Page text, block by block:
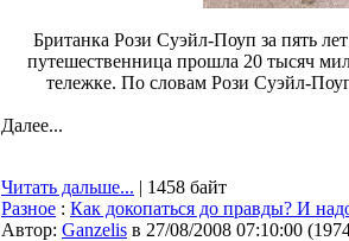
Британка Рози Суэйл-Поуп за пять
путешественница прошла 20 тысяч
тележке. По словам Рози Суэйл-
Далее...
Читать дальше... | 1458 байт
Разное : Как докопаться до правды? И
Автор: Ganzelis в 27/08/2008 07:10:00 (